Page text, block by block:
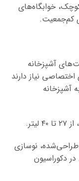
خوابگاه‌های
کم‌جمعیت.
آشپزخانه
نیاز دارند
نوسازی
دکوراسیون